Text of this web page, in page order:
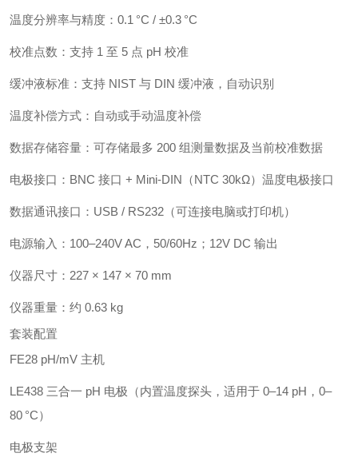
温度分辨率与精度：0.1 °C / ±0.3 °C
校准点数：支持 1 至 5 点 pH 校准
缓冲液标准：支持 NIST 与 DIN 缓冲液，自动识别
温度补偿方式：自动或手动温度补偿
数据存储容量：可存储最多 200 组测量数据及当前校准数据
电极接口：BNC 接口 + Mini-DIN（NTC 30kΩ）温度电极接口
数据通讯接口：USB / RS232（可连接电脑或打印机）
电源输入：100–240V AC，50/60Hz；12V DC 输出
仪器尺寸：227 × 147 × 70 mm
仪器重量：约 0.63 kg
套装配置
FE28 pH/mV 主机
LE438 三合一 pH 电极（内置温度探头，适用于 0–14 pH，0–
80 °C）
电极支架